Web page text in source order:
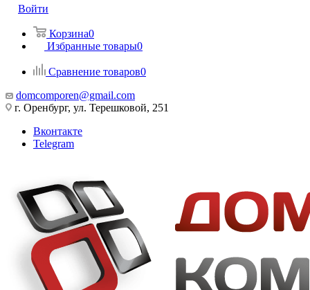
Войти
Корзина0
Избранные товары0
Сравнение товаров0
domcomporen@gmail.com
г. Оренбург, ул. Терешковой, 251
Вконтакте
Telegram